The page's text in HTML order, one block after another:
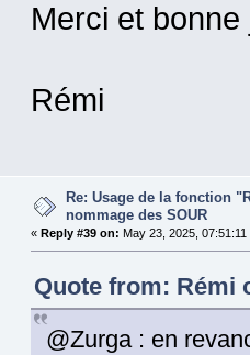
Merci et bonne
Rémi
Re: Usage de la fonction
nommage des SOUR
« Reply #39 on: May 23, 2025, 07:51:11
Quote from: Rémi
@Zurga : en